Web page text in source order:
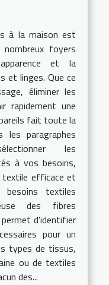
à la maison est
foyers
et la
et linges. Que ce
éliminer les
rapidement une
fait toute la
les paragraphes
les
à vos besoins,
textile efficace et
besoins textiles
des fibres
d'identifier
pour un
types de tissus,
ou de textiles
des...